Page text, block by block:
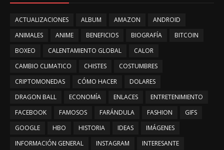
ACTUALIZACIONES ALBUM AMAZON
ANDROID
ANIMALES
ANIME BENEFICIOS BIOGRAFÍA
BITCOIN
BOXEO
CALENTAMIENTO GLOBAL
CALOR
CAMBIO CLIMATICO
CHISTES
COSTUMBRES
CRIPTOMONEDAS
CÓMO HACER
DOLARES
DRAGON BALL
ECONOMÍA ENLACES
ENTRETENIMIENTO
FACEBOOK
FAMOSOS FARÁNDULA FASHION
GIFS
GOOGLE
HBO HISTORIA IDEAS
IMÁGENES
INFORMACIÓN GENERAL
INSTAGRAM
INTERESANTE